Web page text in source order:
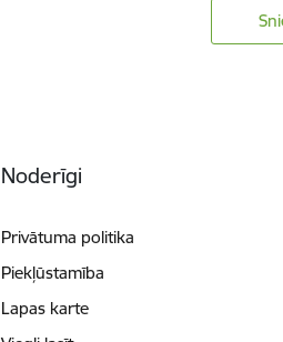
Noderīgi
Privātuma politika
Piekļūstamība
Lapas karte